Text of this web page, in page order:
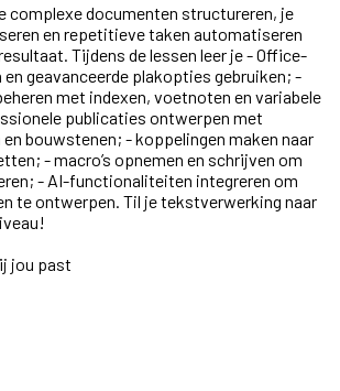
complexe documenten structureren, je
en repetitieve taken automatiseren
Tijdens de lessen leer je - Office-
en geavanceerde plakopties gebruiken; -
met indexen, voetnoten en variabele
publicaties ontwerpen met
bouwstenen; - koppelingen maken naar
- macro’s opnemen en schrijven om
- AI-functionaliteiten integreren om
te ontwerpen. Til je tekstverwerking naar
jou past